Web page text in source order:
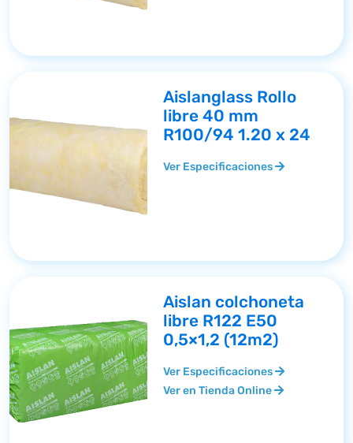
Aislanglass Rollo
libre 40 mm
R100/94 1.20 x 24
Ver Especificaciones
Aislan colchoneta
libre R122 E50
0,5×1,2 (12m2)
Ver Especificaciones
Ver en Tienda Online